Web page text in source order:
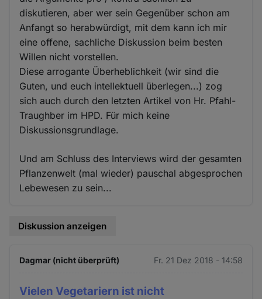
diskutieren, aber wer sein Gegenüber schon am
Anfangt so herabwürdigt, mit dem kann ich mir
eine offene, sachliche Diskussion beim besten
Willen nicht vorstellen.
Diese arrogante Überheblichkeit (wir sind die
Guten, und euch intellektuell überlegen...) zog
sich auch durch den letzten Artikel von Hr. Pfahl-
Traughber im HPD. Für mich keine
Diskussionsgrundlage.
Und am Schluss des Interviews wird der gesamten
Pflanzenwelt (mal wieder) pauschal abgesprochen
Lebewesen zu sein...
Diskussion anzeigen
Dagmar (nicht überprüft) Fr. 21 Dez 2018 - 14:58
Vielen Vegetariern ist nicht